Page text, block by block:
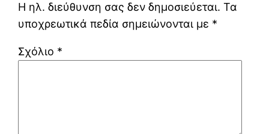
Η ηλ. διεύθυνση σας δεν δημοσιεύεται. Τα
υποχρεωτικά πεδία σημειώνονται με *
Σχόλιο *